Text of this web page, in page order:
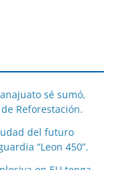
sé sumó,
Reforestación.
del futuro
“Leon 450”.